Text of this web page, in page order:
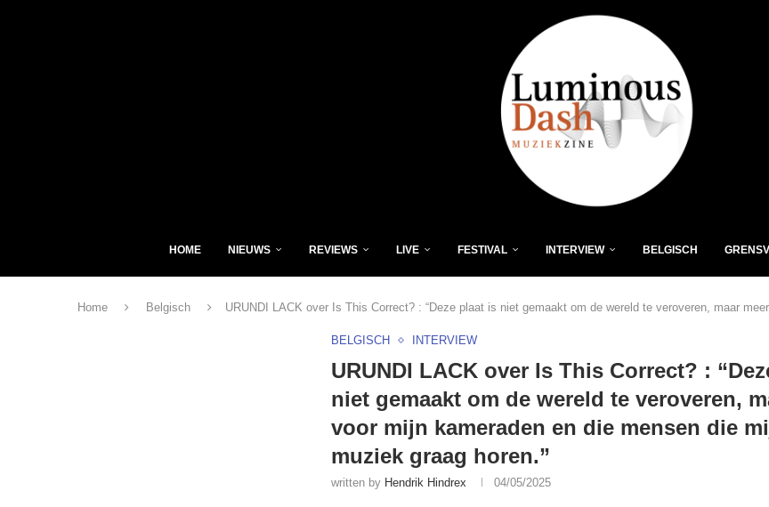
HOME NIEUWS REVIEWS LIVE FESTIVAL INTERVIEW BELGISCH
Home Belgisch URUNDI LACK over Is This Correct? : “Deze plaat is niet gemaakt om de wereld te veroveren, maar
BELGISCH INTERVIEW
URUNDI LACK over Is This Correct? :
niet gemaakt om de wereld te veroveren,
voor mijn kameraden en die mensen die
muziek graag horen.”
written by Hendrik Hindrex 04/05/2025